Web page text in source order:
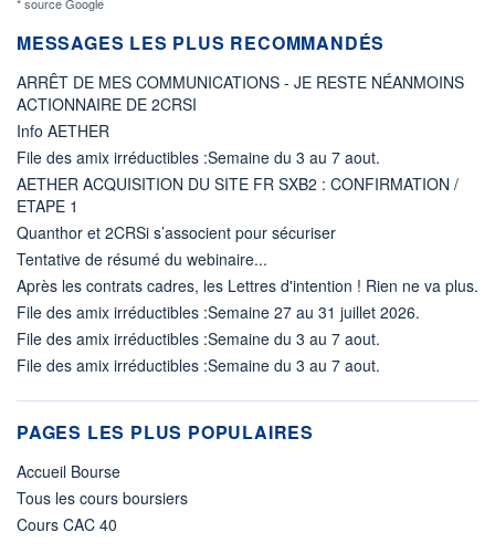
MESSAGES LES PLUS RECOMMANDÉS
ARRÊT DE MES COMMUNICATIONS - JE RESTE NÉANMOINS
ACTIONNAIRE DE 2CRSI
Info AETHER
File des amix irréductibles :Semaine du 3 au 7 aout.
AETHER ACQUISITION DU SITE FR SXB2 : CONFIRMATION /
ETAPE 1
Quanthor et 2CRSi s’associent pour sécuriser
Tentative de résumé du webinaire...
Après les contrats cadres, les Lettres d'intention ! Rien ne va plus.
File des amix irréductibles :Semaine 27 au 31 juillet 2026.
File des amix irréductibles :Semaine du 3 au 7 aout.
File des amix irréductibles :Semaine du 3 au 7 aout.
PAGES LES PLUS POPULAIRES
Accueil Bourse
Tous les cours boursiers
Cours CAC 40